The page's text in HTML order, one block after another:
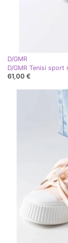
D/GMR
D/GMR Tenisi sport
61,00 €